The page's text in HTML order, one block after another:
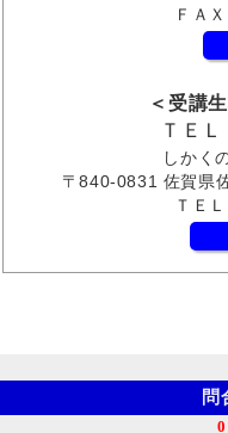
ＦＡ
＜受講
ＴＥ
しかく
〒840-0831 佐賀県
ＴＥ
問